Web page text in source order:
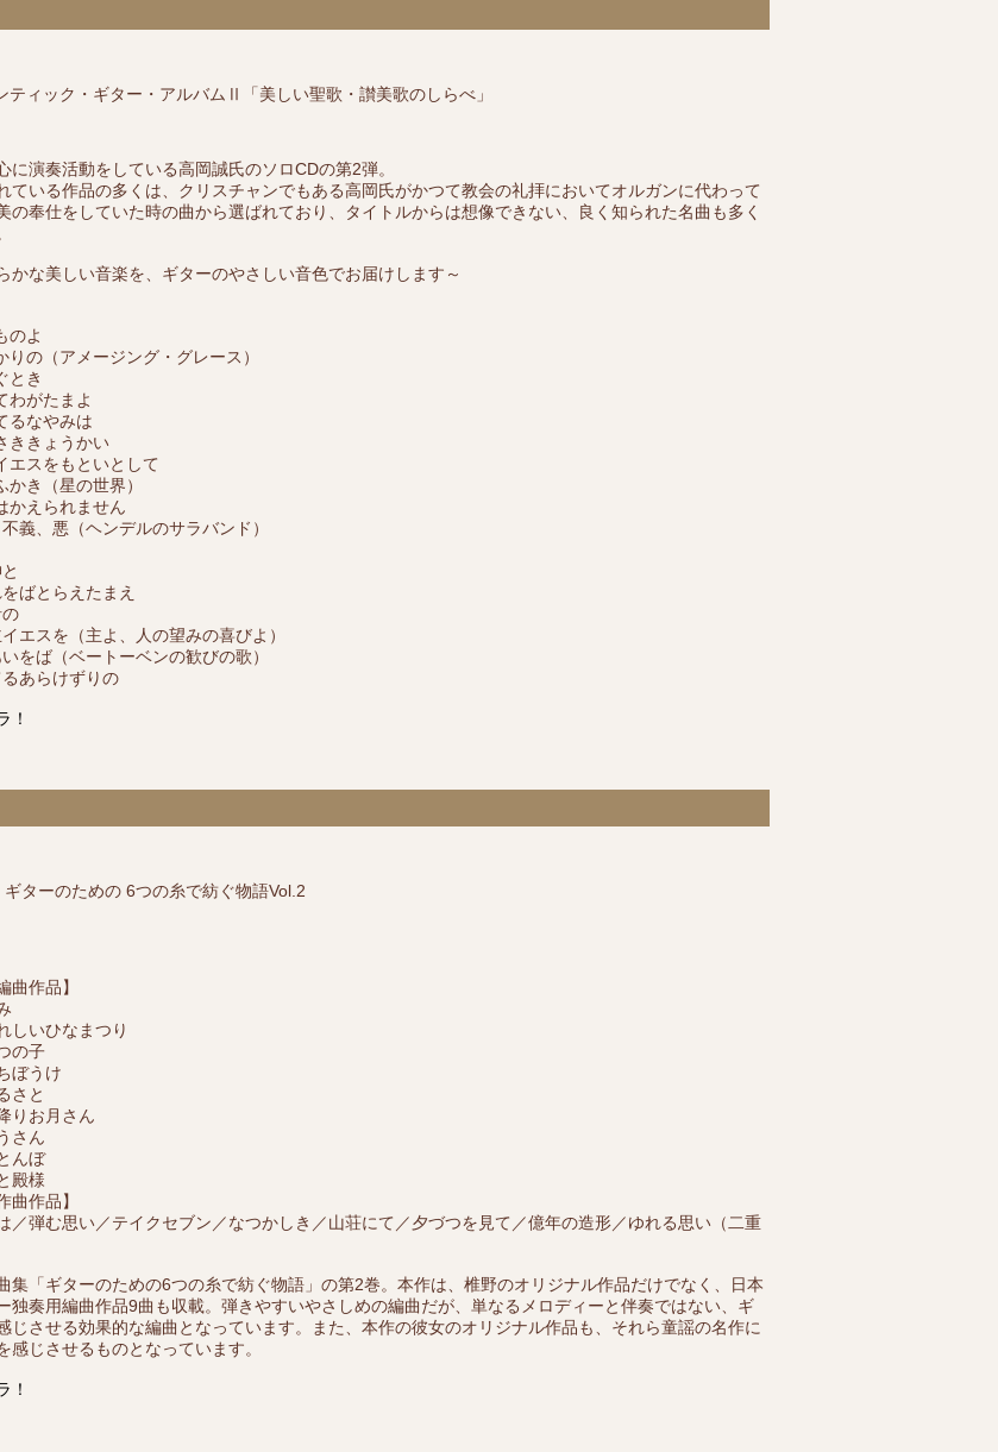
ティック・ギター・アルバムⅡ「美しい聖歌・讃美歌のしらべ」
に演奏活動をしている高岡誠氏のソロCDの第2弾。
ている作品の多くは、クリスチャンでもある高岡氏がかつて教会の礼拝においてオルガンに代わって
の奉仕をしていた時の曲から選ばれており、タイトルからは想像できない、良く知られた名曲も多く
かな美しい音楽を、ギターのやさしい音色でお届けします～
のよ
りの（アメージング・グレース）
とき
わがたまよ
るなやみは
ききょうかい
エスをもといとして
き（星の世界）
かえられません
義、悪（ヘンデルのサラバンド）
ばとらえたまえ
エスを（主よ、人の望みの喜びよ）
をば（ベートーベンの歓びの歌）
あらけずりの
！
ターのための 6つの糸で紡ぐ物語Vol.2
曲作品】
しいひなまつり
の子
ぼうけ
さと
りお月さん
さん
んぼ
殿様
曲作品】
／弾む思い／テイクセブン／なつかしき／山荘にて／夕づつを見て／億年の造形／ゆれる思い（二重
集「ギターのための6つの糸で紡ぐ物語」の第2巻。本作は、椎野のオリジナル作品だけでなく、日本
独奏用編曲作品9曲も収載。弾きやすいやさしめの編曲だが、単なるメロディーと伴奏ではない、ギ
じさせる効果的な編曲となっています。また、本作の彼女のオリジナル作品も、それら童謡の名作に
感じさせるものとなっています。
！